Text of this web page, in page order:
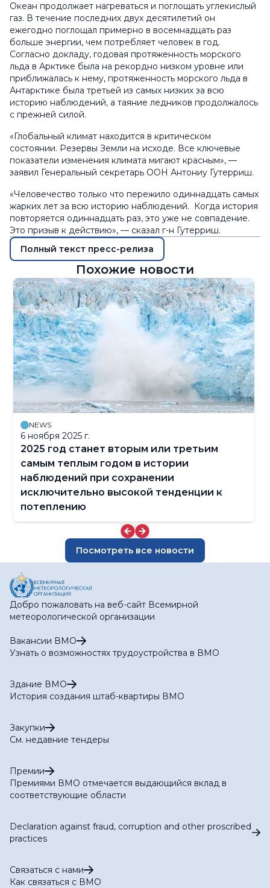
Океан продолжает нагреваться и поглощать углекислый
газ. В течение последних двух десятилетий он
ежегодно поглощал примерно в восемнадцать раз
больше энергии, чем потребляет человек в год.
Согласно докладу, годовая протяженность морского
льда в Арктике была на рекордно низком уровне или
приближалась к нему, протяженность морского льда в
Антарктике была третьей из самых низких за всю
историю наблюдений, а таяние ледников продолжалось
с прежней силой.
«Глобальный климат находится в критическом
состоянии. Резервы Земли на исходе. Все ключевые
показатели изменения климата мигают красным», —
заявил Генеральный секретарь ООН Антониу Гутерриш.
«Человечество только что пережило одиннадцать самых
жарких лет за всю историю наблюдений. Когда история
повторяется одиннадцать раз, это уже не совпадение.
Это призыв к действию», — сказал г-н Гутерриш.
Полный текст пресс-релиза
Похожие новости
NEWS
6 ноября 2025 г.
2025 год станет вторым или третьим
самым теплым годом в истории
наблюдений при сохранении
исключительно высокой тенденции к
потеплению
Посмотреть все новости
Добро пожаловать на веб-сайт Всемирной
метеорологической организации
Вакансии ВМО
Узнать о возможностях трудоустройства в ВМО
Здание ВМО
История создания штаб-квартиры ВМО
Закупки
См. недавние тендеры
Премии
Премиями ВМО отмечается выдающийся вклад в
соответствующие области
Declaration against fraud, corruption and other proscribed
practices
Связаться с нами
Как связаться с ВМО